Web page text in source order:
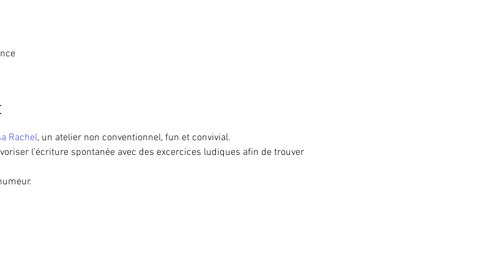
Rachel, un atelier non conventionnel, fun et convivial.
l'écriture spontanée avec des excercices ludiques afin de trouver